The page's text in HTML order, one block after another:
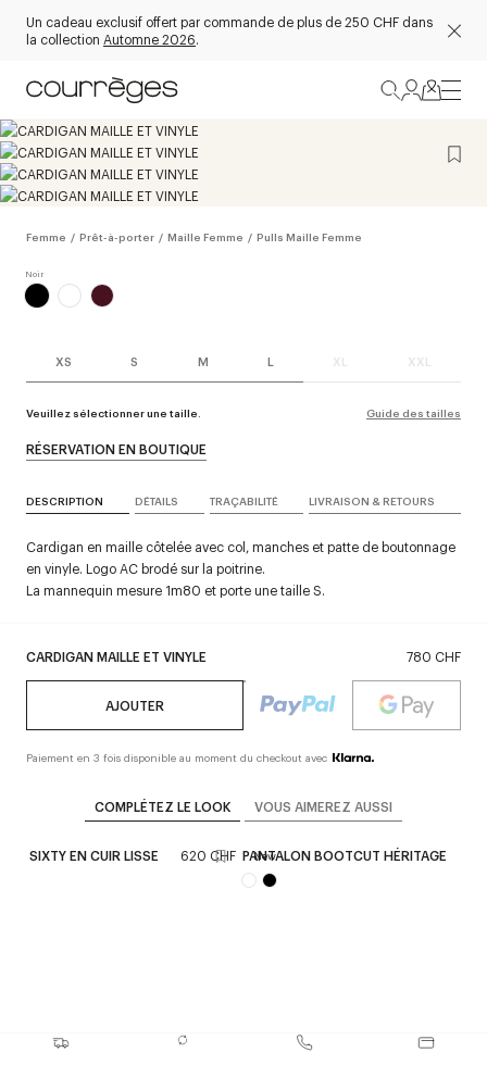
Un cadeau exclusif offert par commande de plus de 250 CHF dans
la collection Automne 2026.
Femme / Prêt-à-porter / Maille Femme / Pulls Maille Femme
XS S M L XL XXL
Veuillez sélectionner une taille. Guide des tailles
CARDIGAN MAILLE ET VINYLE 780 CHF
AJOUTER
Paiement en 3 fois disponible au moment du checkout avec
RÉSERVATION EN BOUTIQUE
DESCRIPTION DÉTAILS TRAÇABILITÉ LIVRAISON & RETOURS
Cardigan en maille côtelée avec col, manches et patte de boutonnage
en vinyle. Logo AC brodé sur la poitrine.
La mannequin mesure 1m80 et porte une taille S.
COMPLÉTEZ LE LOOK VOUS AIMEREZ AUSSI
SIXTY EN CUIR LISSE 620 CHF New
PANTALON BOOTCUT HÉRITAGE